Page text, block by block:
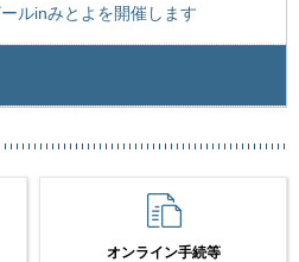
ルinみとよを開催します
オンライン手続等